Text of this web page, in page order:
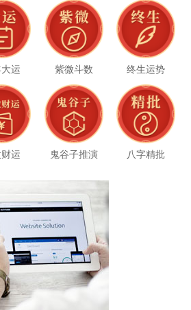
运 紫微斗数 终生运势
运 鬼谷子推演 八字精批